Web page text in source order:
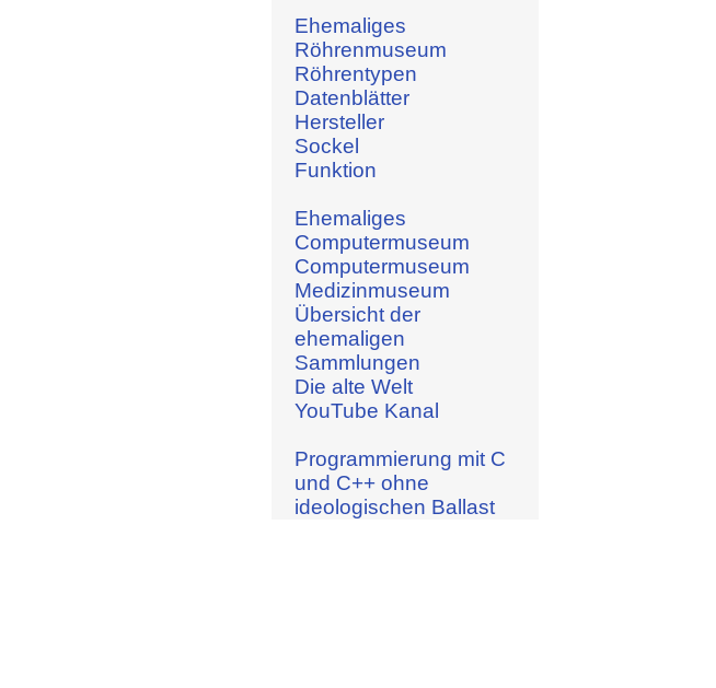
Ehemaliges
Röhrenmuseum
Röhrentypen
Datenblätter
Hersteller
Sockel
Funktion
Ehemaliges
Computermuseum
Computermuseum
Medizinmuseum
Übersicht der
ehemaligen
Sammlungen
Die alte Welt
YouTube Kanal
Programmierung mit C
und C++ ohne
ideologischen Ballast